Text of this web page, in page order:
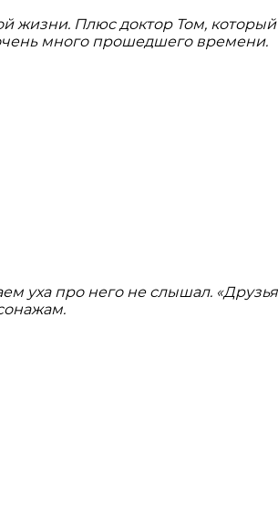
жизни. Плюс доктор Том, который
много прошедшего времени.
уха про него не слышал.